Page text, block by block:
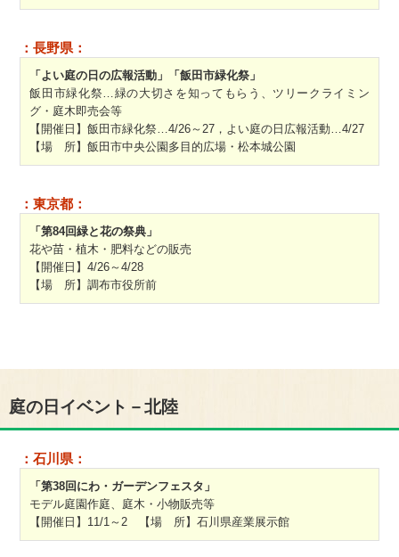
：長野県：
「よい庭の日の広報活動」「飯田市緑化祭」
飯田市緑化祭…緑の大切さを知ってもらう、ツリークライミン
グ・庭木即売会等
【開催日】飯田市緑化祭…4/26～27，よい庭の日広報活動…4/27
【場 所】飯田市中央公園多目的広場・松本城公園
：東京都：
「第84回緑と花の祭典」
花や苗・植木・肥料などの販売
【開催日】4/26～4/28
【場 所】調布市役所前
庭の日イベント－北陸
：石川県：
「第38回にわ・ガーデンフェスタ」
モデル庭園作庭、庭木・小物販売等
【開催日】11/1～2 【場 所】石川県産業展示館